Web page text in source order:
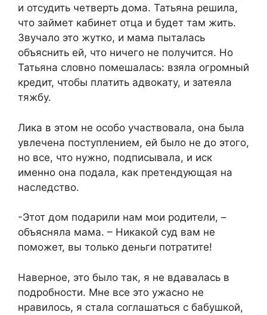
и отсудить четверть дома. Татьяна решила,
что займет кабинет отца и будет там жить.
Звучало это жутко, и мама пыталась
объяснить ей, что ничего не получится. Но
Татьяна словно помешалась: взяла огромный
кредит, чтобы платить адвокату, и затеяла
тяжбу.
Лика в этом не особо участвовала, она была
увлечена поступлением, ей было не до этого,
но все, что нужно, подписывала, и иск
именно она подала, как претендующая на
наследство.
-Этот дом подарили нам мои родители, –
объясняла мама. – Никакой суд вам не
поможет, вы только деньги потратите!
Наверное, это было так, я не вдавалась в
подробности. Мне все это ужасно не
нравилось, я стала соглашаться с бабушкой,